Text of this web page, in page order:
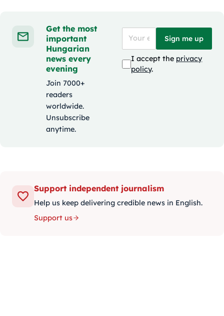
Get the most
important
Hungarian
news every
evening
Join 7000+
readers
worldwide.
Unsubscribe
anytime.
Sign me up
I accept the privacy
policy.
Support independent journalism
Help us keep delivering credible news in English.
Support us